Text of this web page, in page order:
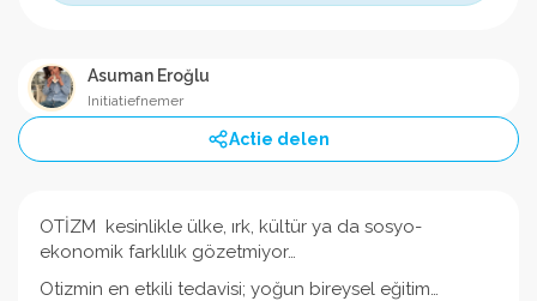
Asuman Eroğlu
Initiatiefnemer
Actie delen
OTİZM kesinlikle ülke, ırk, kültür ya da sosyo-
ekonomik farklılık gözetmiyor…
Otizmin en etkili tedavisi; yoğun bireysel eğitim…